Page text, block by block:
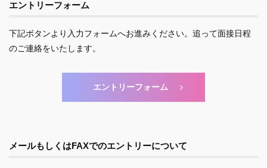
エントリーフォーム
下記ボタンより入力フォームへお進みください。追って面接日程
のご連絡をいたします。
エントリーフォーム
メールもしくはFAXでのエントリーについて